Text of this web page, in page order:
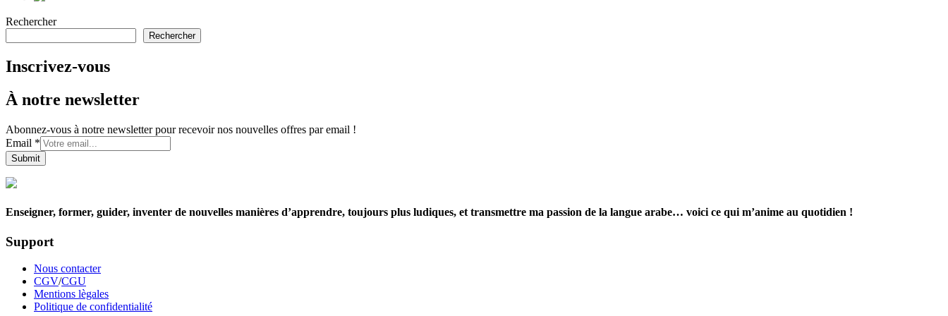
Rechercher
Rechercher
Inscrivez-vous
À notre newsletter
Abonnez-vous à notre newsletter pour recevoir nos nouvelles offres par email !
Email *
Submit
Enseigner, former, guider, inventer de nouvelles manières d’apprendre, toujours plus ludiques, et transmettre ma passion de la langue arabe… voici ce qui m’anime au quotidien !
Support
Nous contacter
CGV/CGU
Mentions lègales
Politique de confidentialité